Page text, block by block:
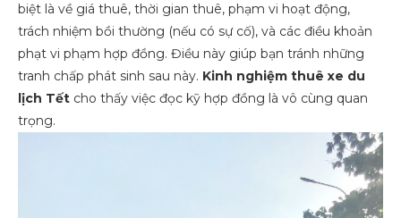
biệt là về giá thuê, thời gian thuê, phạm vi hoạt động,
trách nhiệm bồi thường (nếu có sự cố), và các điều khoản
phạt vi phạm hợp đồng. Điều này giúp bạn tránh những
tranh chấp phát sinh sau này. Kinh nghiệm thuê xe du
lịch Tết cho thấy việc đọc kỹ hợp đồng là vô cùng quan
trọng.